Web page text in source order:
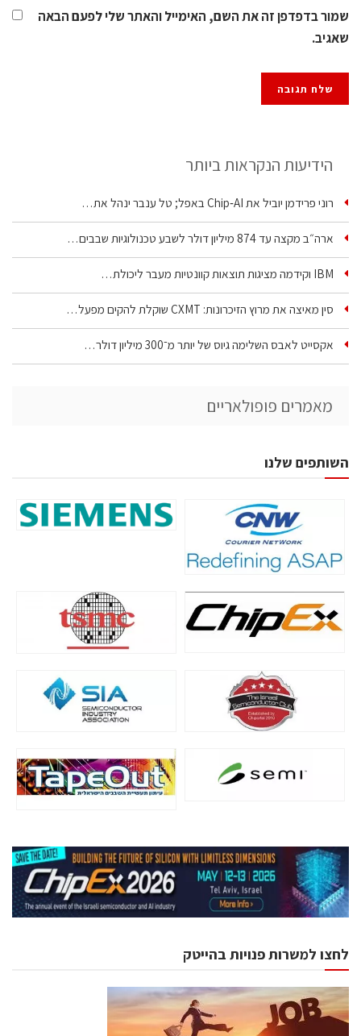
שמור בדפדפן זה את השם, האימייל והאתר שלי לפעם הבאה
שאגיב.
הידיעות הנקראות ביותר
רוני פרידמן יוביל את Chip‑AI באפל; טל ענבר ינהל את…
ארה״ב מקצה עד 874 מיליון דולר לשבע טכנולוגיות שבבים…
IBM וקידמה מציגות תוצאות קוונטיות מעבר ליכולת…
סין מאיצה את מרוץ הזיכרונות: CXMT שוקלת להקים מפעל…
אקסייט לאבס השלימה גיוס של יותר מ־300 מיליון דולר…
מאמרים פופולאריים
השותפים שלנו
לחצו למשרות פנויות בהייטק